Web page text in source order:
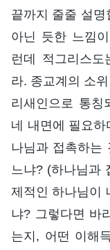
끝까지 줄줄 설
아닌 듯한 느낌
런데 적그리스
라. 종교계의 소
리새인으로 통칭
네 내면에 필요
나님과 접촉하는
느냐? (하나님과
제적인 하나님이
냐? 그렇다면 바
는지, 어떤 이해